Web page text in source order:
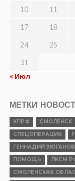
10 11
17 18
24 25
31
« Июл
МЕТКИ
КПРФ СМОЛЕНСК
СПЕЦОПЕРАЦИЯ
ГЕННАДИЙ ЗЮГАНОВ
ПОМОЩЬ
ЛКСМ
СМОЛЕНСКАЯ